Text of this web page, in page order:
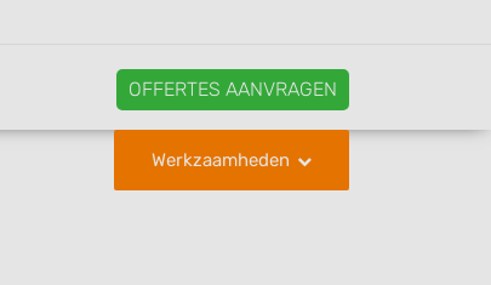
OFFERTES AANVRAGEN
Werkzaamheden